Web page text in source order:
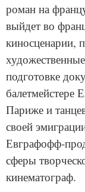
роман на
выйдет во
киносценарии,
подготовке
балетмейстере
Париже и
своей
Евграфофф-
сферы
кинематограф.